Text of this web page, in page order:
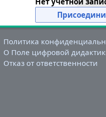
Политика
О Поле цифровой
Отказ от ответственности